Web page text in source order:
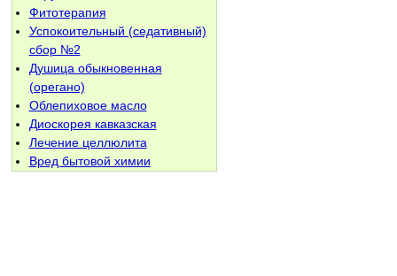
Фитотерапия
Успокоительный (седативный)
сбор №2
Душица обыкновенная
(орегано)
Облепиховое масло
Диоскорея кавказская
Лечение целлюлита
Вред бытовой химии